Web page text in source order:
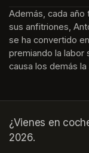
Además, cada año
sus anfitriones,
se ha convertido
premiando la labor
causa los demás
¿Vienes en
2026.